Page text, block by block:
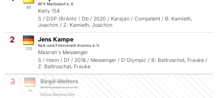
45
RFV Mahlsdorf e.V.
Kelly 154
S / DSP (BrAnh) / Db / 2020 / Karajan / Competent / B: Kamieth,
Joachim / Z: Kamieth, Joachim
2
170
Jens Kampe
Reit-und Fahrverein Kunrau e.V.
Masirah's Messenger
S / Hann / Df / 2018 / Messenger / D'Olympic / B: Baltruschat, Frauke /
Z: Baltruschat, Frauke
3
71
Birgit Wolters
RFV Trebel u.U.e.V.
Miss Balou ZH